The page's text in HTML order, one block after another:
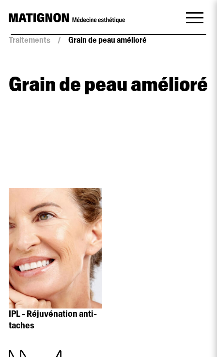
Traitements / Grain de peau amélioré
Grain de peau amélioré
IPL - Réjuvénation anti-
taches